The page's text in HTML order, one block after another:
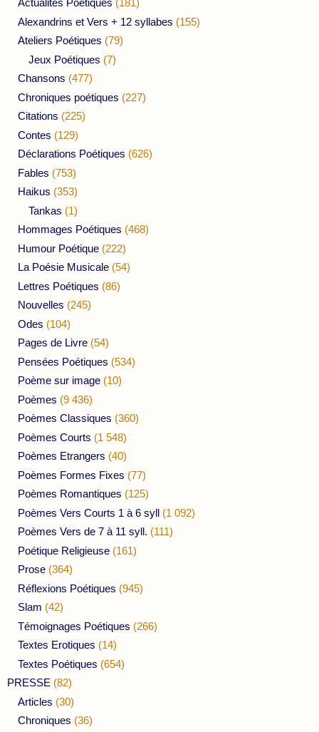
Actualités Poétiques (181)
Alexandrins et Vers + 12 syllabes (155)
Ateliers Poétiques (79)
Jeux Poétiques (7)
Chansons (477)
Chroniques poétiques (227)
Citations (225)
Contes (129)
Déclarations Poétiques (626)
Fables (753)
Haikus (353)
Tankas (1)
Hommages Poétiques (468)
Humour Poétique (222)
La Poésie Musicale (54)
Lettres Poétiques (86)
Nouvelles (245)
Odes (104)
Pages de Livre (54)
Pensées Poétiques (534)
Poème sur image (10)
Poèmes (9 436)
Poèmes Classiques (360)
Poèmes Courts (1 548)
Poèmes Etrangers (40)
Poèmes Formes Fixes (77)
Poèmes Romantiques (125)
Poèmes Vers Courts 1 à 6 syll (1 092)
Poèmes Vers de 7 à 11 syll. (111)
Poétique Religieuse (161)
Prose (364)
Réflexions Poétiques (945)
Slam (42)
Témoignages Poétiques (266)
Textes Erotiques (14)
Textes Poétiques (654)
PRESSE (82)
Articles (30)
Chroniques (36)